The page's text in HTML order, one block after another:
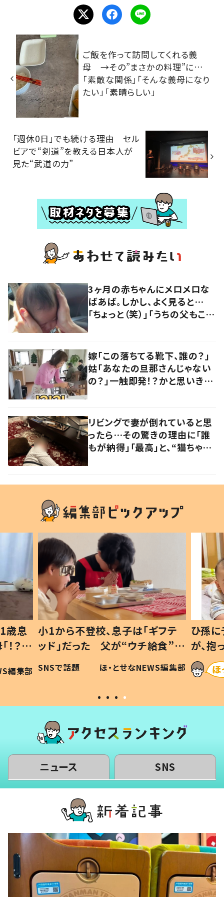
ご飯を作って訪問してくれる義
母 →その”まさかの料理”に…
「素敵な関係」「そんな義母になり
たい」「素晴らしい」
「週休0日」でも続ける理由 セル
ビアで“剣道”を教える日本人が
見た“武道の力”
3ヶ月の赤ちゃんにメロメロな
ばあば。しかし、よく見ると…
「ちょっと（笑）」「うちの父もこう
嫁「この落ちてる靴下、誰の？」
姑「あなたの旦那さんじゃない
の？」一触即発！？かと思いき
リビングで妻が倒れていると思
ったら…その驚きの理由に「誰
もが納得」「最高」と、“猫ちゃん
歳息
？」
編集部
小1から不登校、息子は「ギフテ
ッド」だった 父が“ウチ給食”を
作り続ける理由とは #令和の親
#令和の子
SNSで話題 ほ・とせなNEWS編集部
ひ孫
が、
「涙が
い」
ニュース SNS